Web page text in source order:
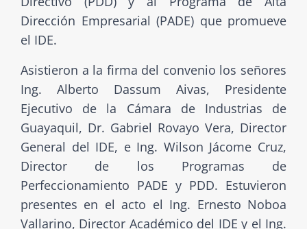
Dirección Empresarial (PADE) que promueve
el IDE.
Asistieron a la firma del convenio los señores
Ing. Alberto Dassum Aivas, Presidente
Ejecutivo de la Cámara de Industrias de
Guayaquil, Dr. Gabriel Rovayo Vera, Director
General del IDE, e Ing. Wilson Jácome Cruz,
Director de los Programas de
Perfeccionamiento PADE y PDD. Estuvieron
presentes en el acto el Ing. Ernesto Noboa
Vallarino, Director Académico del IDE y el Ing.